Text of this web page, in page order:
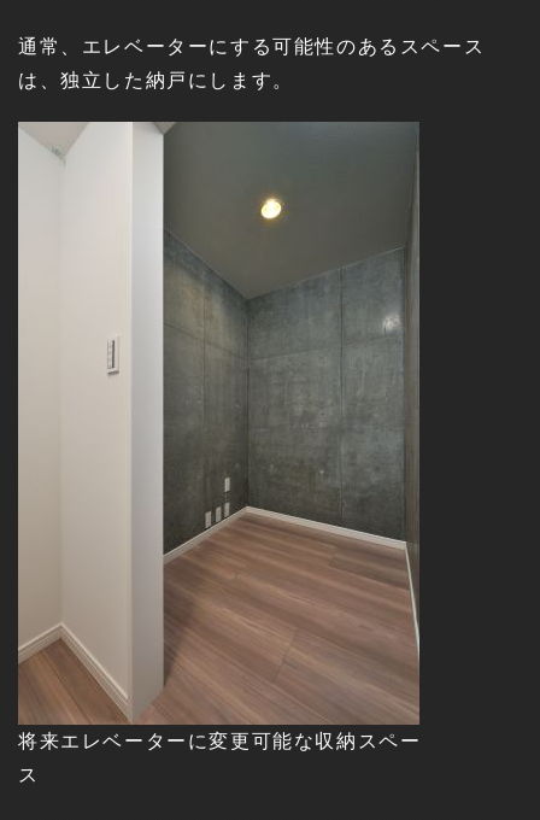
通常、エレベーターにする可能性のあるスペース
は、独立した納戸にします。
将来エレベーターに変更可能な収納スペー
ス